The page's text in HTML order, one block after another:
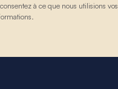
à ce que nous utilisions vos